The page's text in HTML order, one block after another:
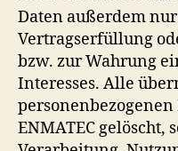
Daten außerdem
Vertragserfüllung
bzw. zur Wahrung
Interesses. Alle
ENMATEC gelöscht,